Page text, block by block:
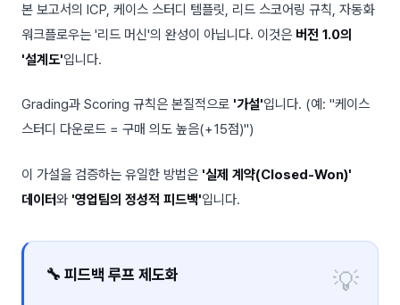
본 보고서의 ICP, 케이스 스터디 템플릿, 리드 스코어링 규칙, 자동화
워크플로우는 '리드 머신'의 완성이 아닙니다. 이것은 버전 1.0의
'설계도'입니다.
Grading과 Scoring 규칙은 본질적으로 '가설'입니다. (예: "케이스
스터디 다운로드 = 구매 의도 높음(+15점)")
이 가설을 검증하는 유일한 방법은 '실제 계약(Closed-Won)'
데이터와 '영업팀의 정성적 피드백'입니다.
🔧 피드백 루프 제도화